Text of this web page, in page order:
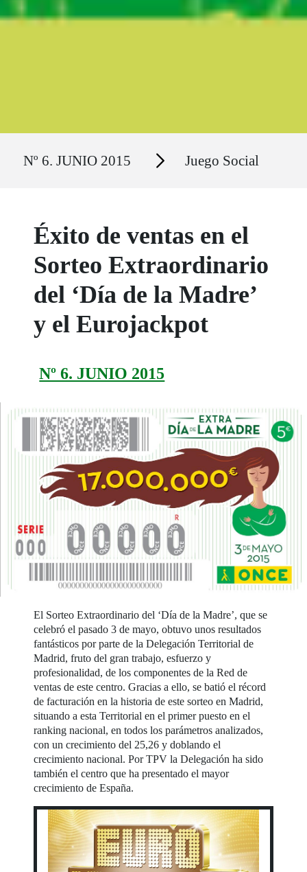
Nº 6. JUNIO 2015 Secciones Juego Social
Éxito de ventas en el
Sorteo Extraordinario
del ‘Día de la Madre’
y el Eurojackpot
Nº 6. JUNIO 2015
El Sorteo Extraordinario del ‘Día de la Madre’, que se
celebró el pasado 3 de mayo, obtuvo unos resultados
fantásticos por parte de la Delegación Territorial de
Madrid, fruto del gran trabajo, esfuerzo y
profesionalidad, de los componentes de la Red de
ventas de este centro. Gracias a ello, se batió el récord
de facturación en la historia de este sorteo en Madrid,
situando a esta Territorial en el primer puesto en el
ranking nacional, en todos los parámetros analizados,
con un crecimiento del 25,26 y doblando el
crecimiento nacional. Por TPV la Delegación ha sido
también el centro que ha presentado el mayor
crecimiento de España.